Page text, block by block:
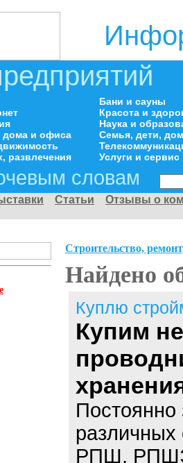
дома и офиса
развлечения
Бани и сауны
Красота и
Наука и
Семья, дети,
Услуги и сервис
словам
Статьи
Отзывы о
Строительство,
Найдено
Куплю
Купим
Постоянно
РПШ,